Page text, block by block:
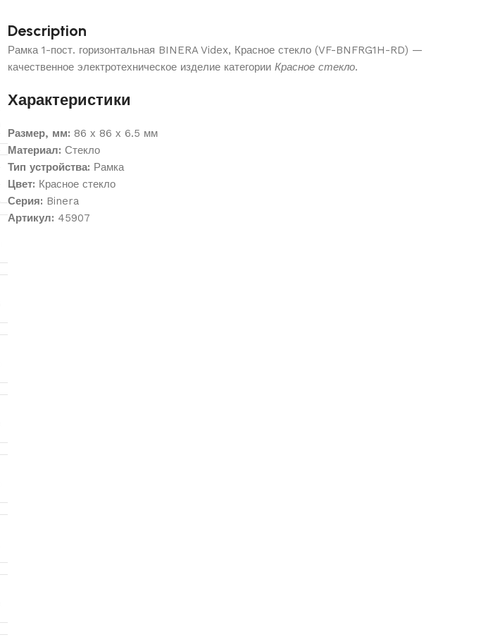
Description
Рамка 1-пост. горизонтальная BINERA Videx, Красное стекло (VF-BNFRG1H-RD) —
качественное электротехническое изделие категории Красное стекло.
Характеристики
Размер, мм: 86 х 86 х 6.5 мм
Материал: Стекло
Тип устройства: Рамка
Цвет: Красное стекло
Серия: Binera
Артикул: 45907